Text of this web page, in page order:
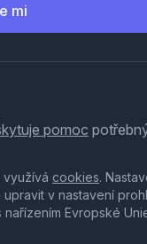
mi
pomoc
využívá cookies.
v nastavení
Evropské